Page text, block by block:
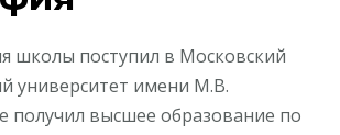
школы поступил в Московский
университет имени М.В.
получил высшее образование по